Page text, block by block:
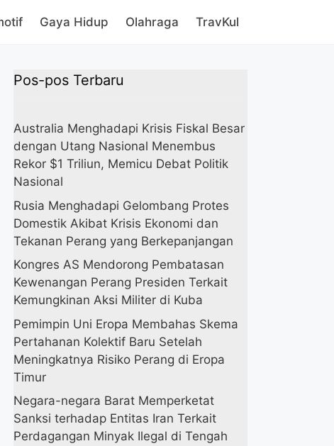
Gaya Hidup Olahraga TravKul
Pos-pos Terbaru
Australia Menghadapi Krisis Fiskal Besar
dengan Utang Nasional Menembus
Rekor $1 Triliun, Memicu Debat Politik
Nasional
Rusia Menghadapi Gelombang Protes
Domestik Akibat Krisis Ekonomi dan
Tekanan Perang yang Berkepanjangan
Kongres AS Mendorong Pembatasan
Kewenangan Perang Presiden Terkait
Kemungkinan Aksi Militer di Kuba
Pemimpin Uni Eropa Membahas Skema
Pertahanan Kolektif Baru Setelah
Meningkatnya Risiko Perang di Eropa
Timur
Negara-negara Barat Memperketat
Sanksi terhadap Entitas Iran Terkait
Perdagangan Minyak Ilegal di Tengah